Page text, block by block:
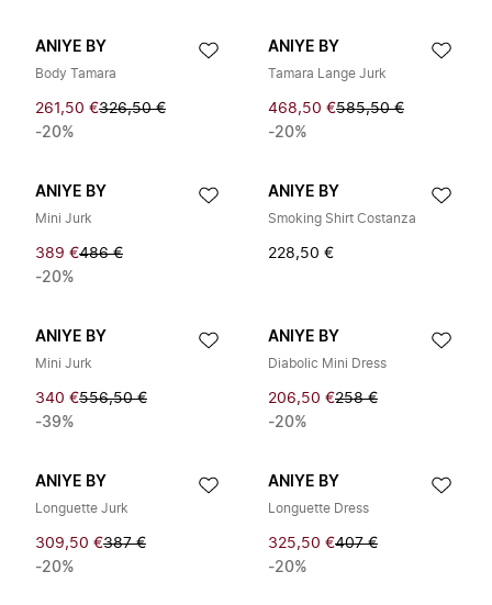
ANIYE BY
Body Tamara
261,50 €326,50 €
-20%
ANIYE BY
Tamara Lange Jurk
468,50 €585,50 €
-20%
ANIYE BY
Mini Jurk
389 €486 €
-20%
ANIYE BY
Smoking Shirt Costanza
228,50 €
ANIYE BY
Mini Jurk
340 €556,50 €
-39%
ANIYE BY
Diabolic Mini Dress
206,50 €258 €
-20%
ANIYE BY
Longuette Jurk
309,50 €387 €
-20%
ANIYE BY
Longuette Dress
325,50 €407 €
-20%